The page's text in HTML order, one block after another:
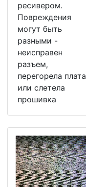
ресивером.
Повреждения
могут быть
разными -
неисправен
разъем,
перегорела плата
или слетела
прошивка